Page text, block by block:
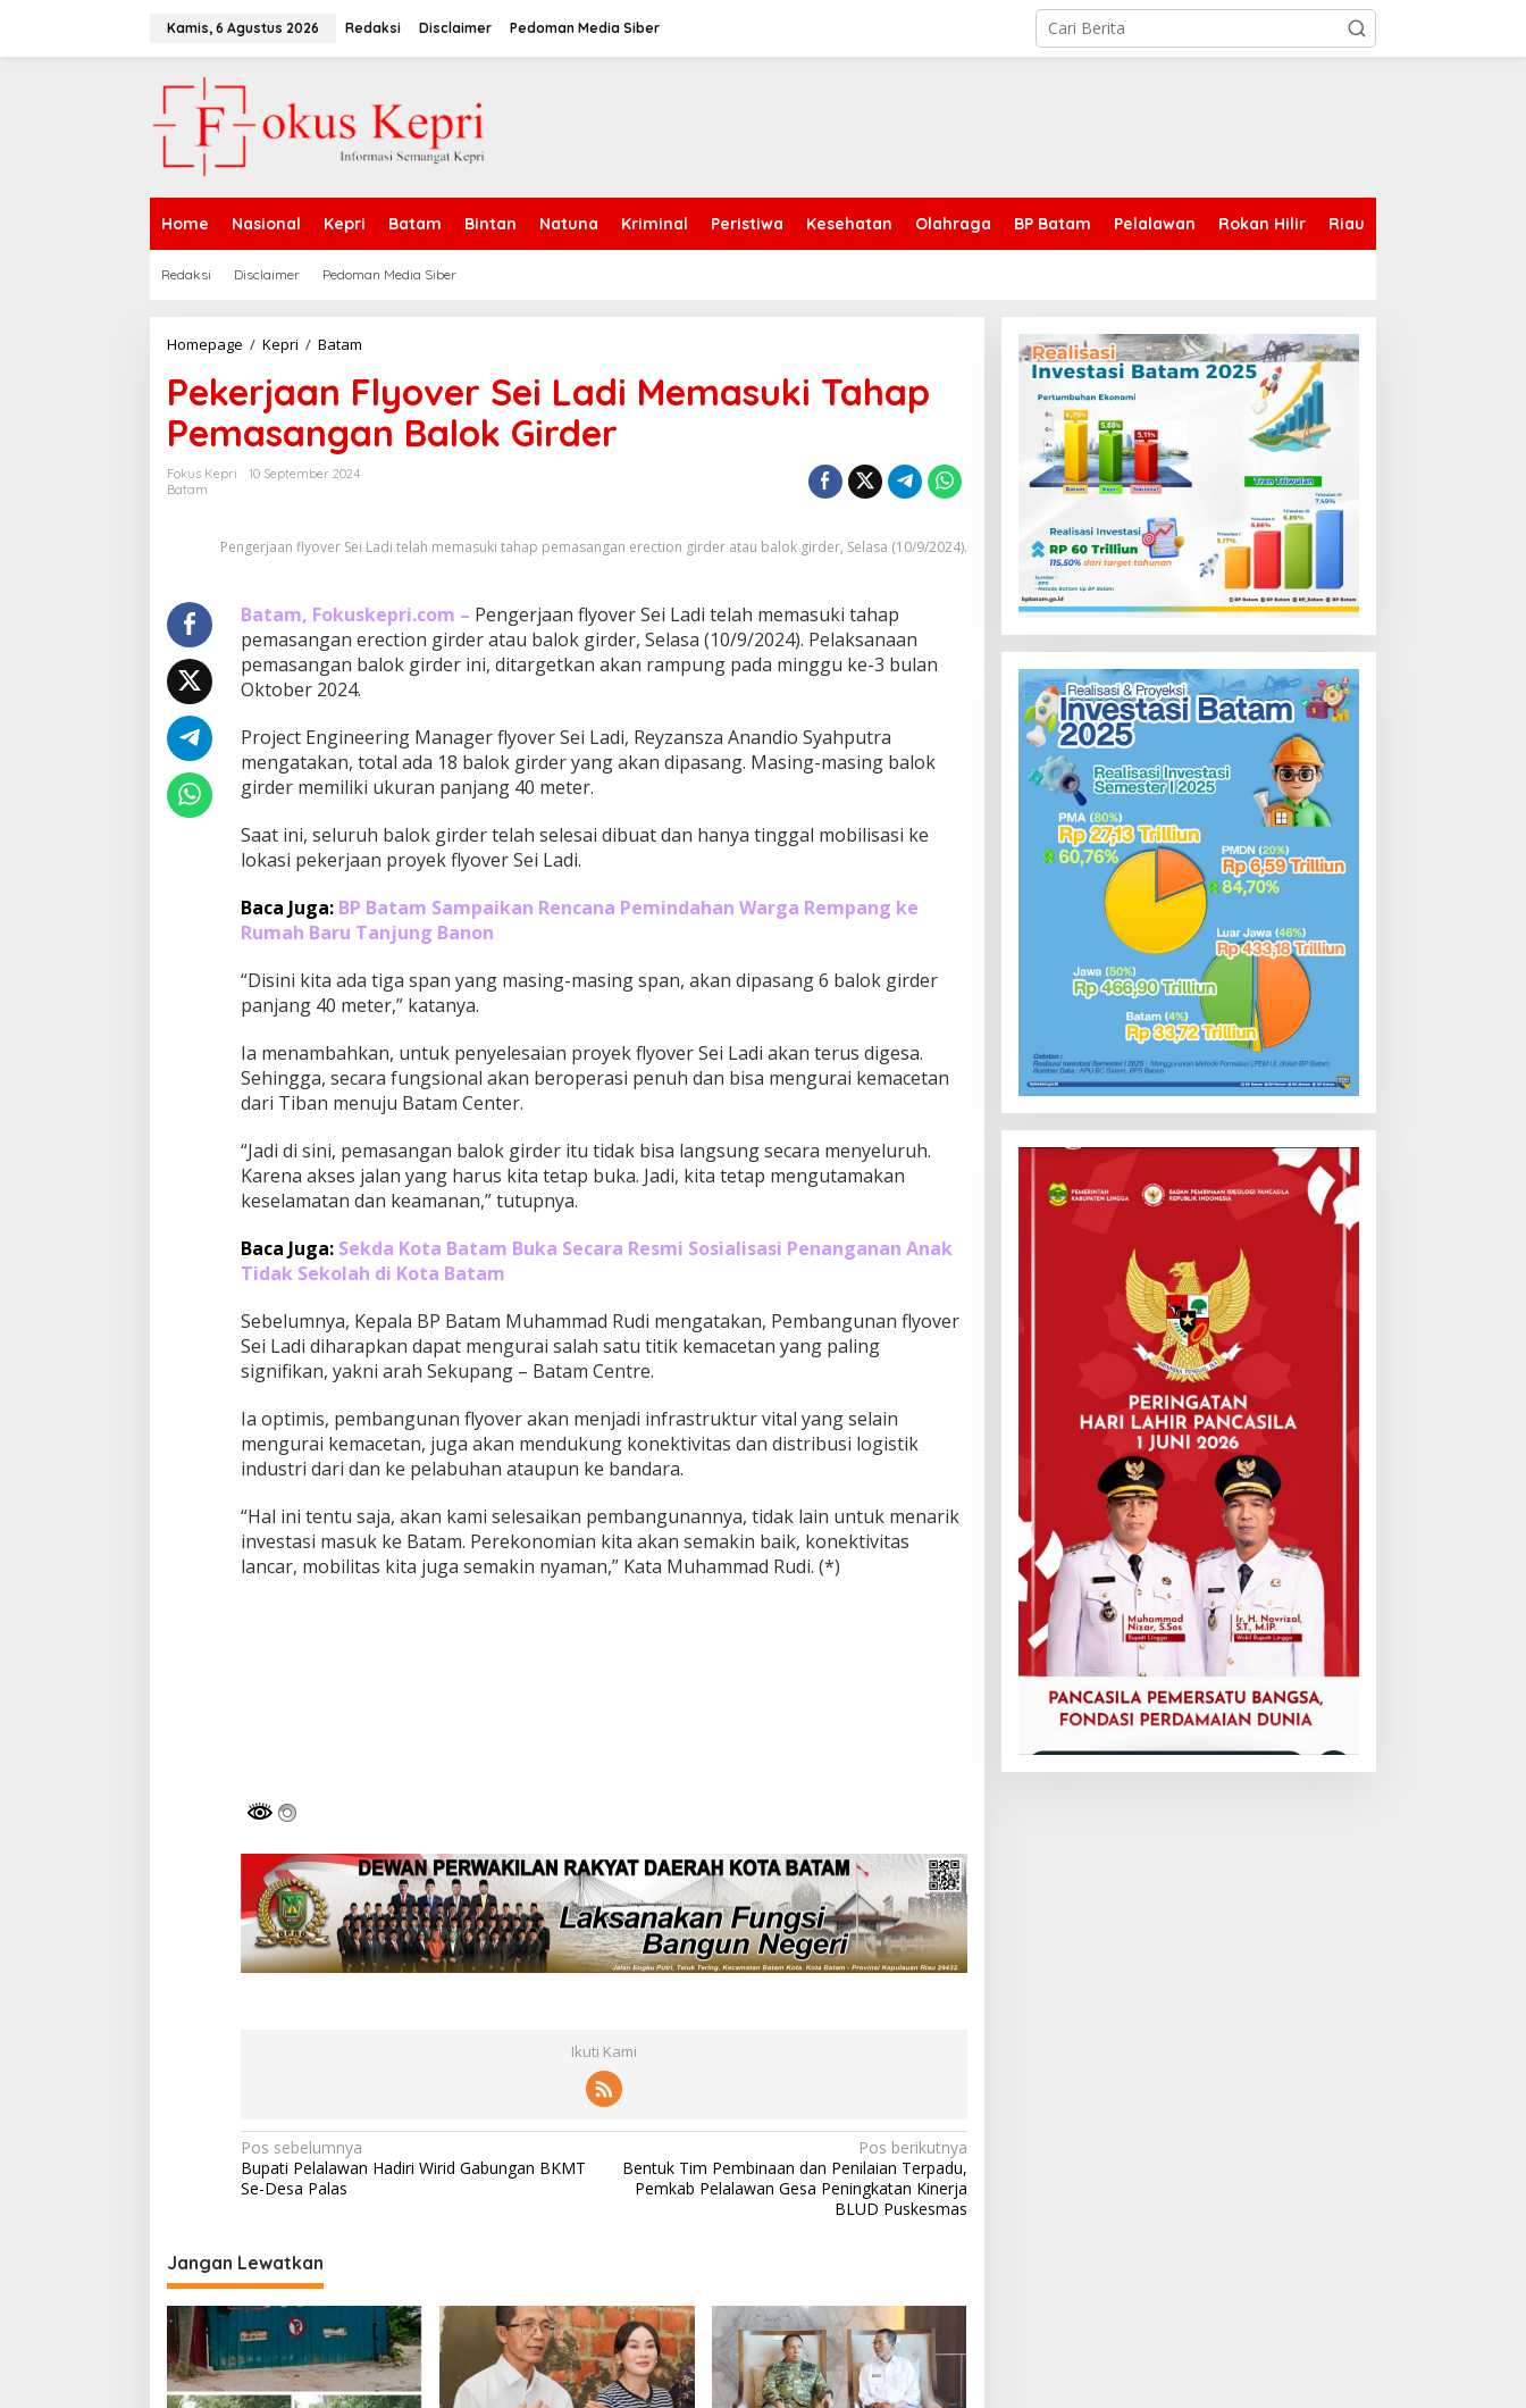
Kamis, 6 Agustus 2026 Redaksi Disclaimer Pedoman Media Siber
Home Nasional Kepri Batam Bintan Natuna Kriminal Peristiwa Kesehatan Olahraga BP Batam Pelalawan Rokan Hilir Riau
Redaksi Disclaimer Pedoman Media Siber
Homepage / Kepri / Batam
k
r
j
v
r
S
L
d
i
e
m
s
u
k
T
a
h
p
P
e
s
a
n
a
n
B
l
o
k
r
d
e
Pekerjaan Flyover Sei Ladi Memasuki Tahap
Pemasangan Balok Girder
Fokus Kepri
10 September 2024
Batam
Pengerjaan flyover Sei Ladi telah memasuki tahap pemasangan erection girder atau balok girder, Selasa (10/9/2024).
Batam, Fokuskepri.com – Pengerjaan flyover Sei Ladi telah memasuki tahap
pemasangan erection girder atau balok girder, Selasa (10/9/2024). Pelaksanaan
pemasangan balok girder ini, ditargetkan akan rampung pada minggu ke-3 bulan
Oktober 2024.
Project Engineering Manager flyover Sei Ladi, Reyzansza Anandio Syahputra
mengatakan, total ada 18 balok girder yang akan dipasang. Masing-masing balok
girder memiliki ukuran panjang 40 meter.
Saat ini, seluruh balok girder telah selesai dibuat dan hanya tinggal mobilisasi ke
lokasi pekerjaan proyek flyover Sei Ladi.
Baca Juga: BP Batam Sampaikan Rencana Pemindahan Warga Rempang ke
Rumah Baru Tanjung Banon
“Disini kita ada tiga span yang masing-masing span, akan dipasang 6 balok girder
panjang 40 meter,” katanya.
Ia menambahkan, untuk penyelesaian proyek flyover Sei Ladi akan terus digesa.
Sehingga, secara fungsional akan beroperasi penuh dan bisa mengurai kemacetan
dari Tiban menuju Batam Center.
“Jadi di sini, pemasangan balok girder itu tidak bisa langsung secara menyeluruh.
Karena akses jalan yang harus kita tetap buka. Jadi, kita tetap mengutamakan
keselamatan dan keamanan,” tutupnya.
Baca Juga: Sekda Kota Batam Buka Secara Resmi Sosialisasi Penanganan Anak
Tidak Sekolah di Kota Batam
Sebelumnya, Kepala BP Batam Muhammad Rudi mengatakan, Pembangunan flyover
Sei Ladi diharapkan dapat mengurai salah satu titik kemacetan yang paling
signifikan, yakni arah Sekupang – Batam Centre.
Ia optimis, pembangunan flyover akan menjadi infrastruktur vital yang selain
mengurai kemacetan, juga akan mendukung konektivitas dan distribusi logistik
industri dari dan ke pelabuhan ataupun ke bandara.
“Hal ini tentu saja, akan kami selesaikan pembangunannya, tidak lain untuk menarik
investasi masuk ke Batam. Perekonomian kita akan semakin baik, konektivitas
lancar, mobilitas kita juga semakin nyaman,” Kata Muhammad Rudi. (*)
Ikuti Kami
N
a
i
g
a
s
i
Pos sebelumnya
Bupati Pelalawan Hadiri Wirid Gabungan BKMT
Se-Desa Palas
Pos berikutnya
Bentuk Tim Pembinaan dan Penilaian Terpadu,
Pemkab Pelalawan Gesa Peningkatan Kinerja
BLUD Puskesmas
Jangan Lewatkan